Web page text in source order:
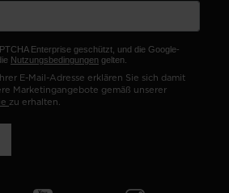
Enterprise geschützt, und die Google-
Nutzungsbedingungen gelten.
E-Mail-Adresse erklären Sie sich damit
Marketingangebote gemäß unserer
zu erhalten.